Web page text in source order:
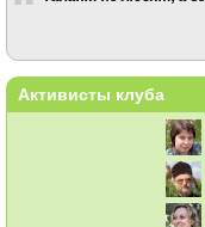
Активисты клуба